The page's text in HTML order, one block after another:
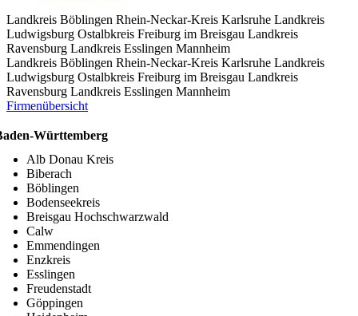
Landkreis Böblingen Rhein-Neckar-Kreis Karlsruhe Landkreis
Ludwigsburg Ostalbkreis Freiburg im Breisgau Landkreis
Ravensburg Landkreis Esslingen Mannheim
Landkreis Böblingen Rhein-Neckar-Kreis Karlsruhe Landkreis
Ludwigsburg Ostalbkreis Freiburg im Breisgau Landkreis
Ravensburg Landkreis Esslingen Mannheim
Firmenübersicht
Württemberg
Alb Donau Kreis
Biberach
Böblingen
Bodenseekreis
Breisgau Hochschwarzwald
Calw
Emmendingen
Enzkreis
Esslingen
Freudenstadt
Göppingen